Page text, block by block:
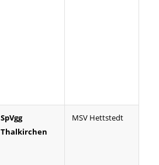
SpVgg
Thalkirchen
MSV Hettstedt